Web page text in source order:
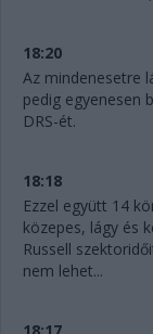
18:20
Az mindenesetre
pedig egyenesen
DRS-ét.
18:18
Ezzel együtt 14
közepes, lágy és
Russell
nem lehet...